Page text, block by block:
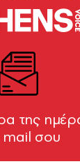
TAG
Γιώργος
στην έκθεση
της
mail σου